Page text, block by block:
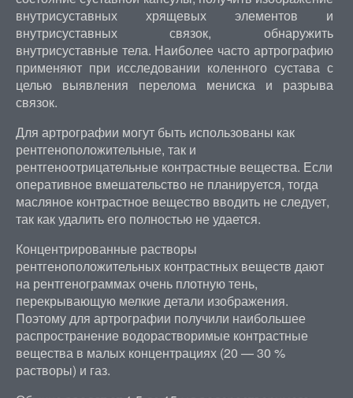
внутрисуставных хрящевых элементов и
внутрисуставных связок, обнаружить
внутрисуставные тела. Наиболее часто артрографию
применяют при исследовании коленного сустава с
целью выявления перелома мениска и разрыва
связок.
Для артрографии могут быть использованы как
рентгеноположительные, так и
рентгеноотрицательные контрастные вещества. Если
оперативное вмешательство не планируется, тогда
масляное контрастное вещество вводить не следует,
так как удалить его полностью не удается.
Концентрированные растворы
рентгеноположительных контрастных веществ дают
на рентгенограммах очень плотную тень,
перекрывающую мелкие детали изображения.
Поэтому для артрографии получили наибольшее
распространение водорастворимые контрастные
вещества в малых концентрациях (20 — 30 %
растворы) и газ.